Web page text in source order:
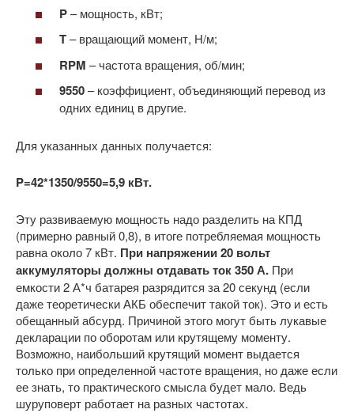
P– мощность, кВт;
T– вращающий момент, Н/м;
RPM – частота вращения, об/мин;
9550– коэффициент, объединяющий перевод из
одних единиц в другие.
Для указанных данных получается:
P=42*1350/9550=5,9 кВт.
Эту развиваемую мощность надо разделить на КПД
(примерно равный 0,8), в итоге потребляемая мощность
равна около 7 кВт. При напряжении 20 вольт
аккумуляторы должны отдавать ток 350 А. При
емкости 2 А*ч батарея разрядится за 20 секунд (если
даже теоретически АКБ обеспечит такой ток). Это и есть
обещанный абсурд. Причиной этого могут быть лукавые
декларации по оборотам или крутящему моменту.
Возможно, наибольший крутящий момент выдается
только при определенной частоте вращения, но даже если
ее знать, то практического смысла будет мало. Ведь
шуруповерт работает на разных частотах.